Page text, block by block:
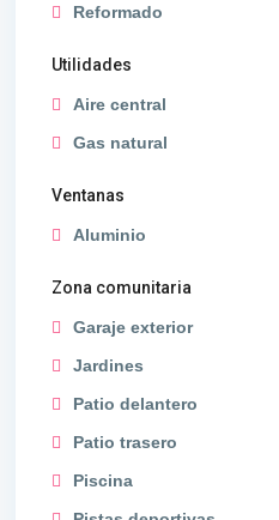
Reformado
Utilidades
Aire central
Gas natural
Ventanas
Aluminio
Zona comunitaria
Garaje exterior
Jardines
Patio delantero
Patio trasero
Piscina